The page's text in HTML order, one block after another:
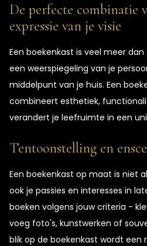
De perfecte combinatie
expressie van je visie
Een boekenkast is veel meer
een weerspiegeling van je
middelpunt van je huis. Een
combineert esthetiek,
verandert je leefruimte in een
Tentoonstelling en
Een boekenkast op maat is niet
ook je passies en interesses in
boeken volgens jouw criteria -
voeg foto's, kunstwerken of
blik op de boekenkast wordt een